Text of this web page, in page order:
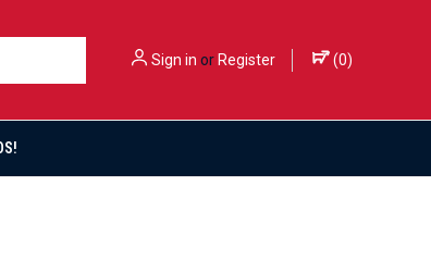
Sign in orRegister (0)